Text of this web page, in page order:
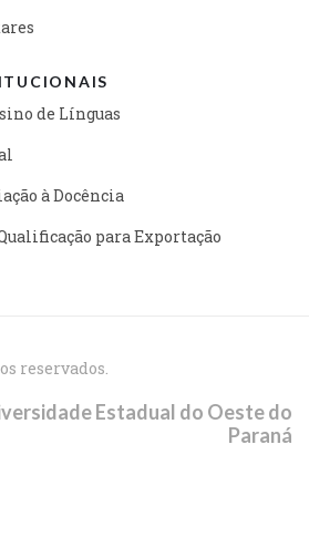
de Línguas
à Docência
para Exportação
reservados.
Estadual do Oeste do
Paraná